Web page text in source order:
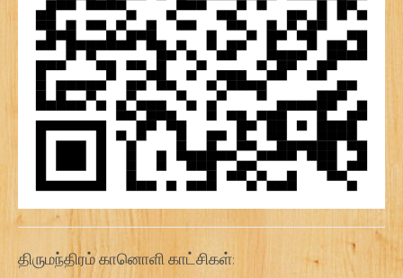
திருமந்திரம் கானொளி காட்சிகள்: